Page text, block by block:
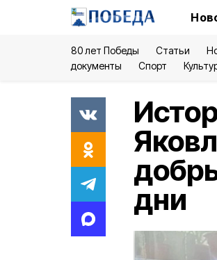
80 лет Победы Статьи
документы
Спорт
дни